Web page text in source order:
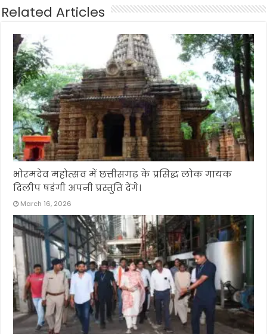
Related Articles
भोरमदेव महोत्सव में छत्तीसगढ़ के प्रसिद्ध लोक गायक
दिलीप षडंगी अपनी प्रस्तुति देंगे।
March 16, 2026